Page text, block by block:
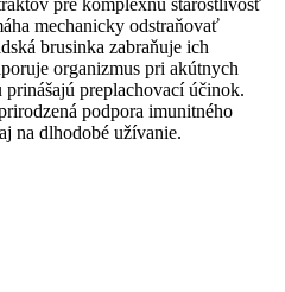
mechanicky odstraňovať
brusinka zabraňuje ich
organizmus pri akútnych
preplachovací účinok.
podpora imunitného
na dlhodobé užívanie.